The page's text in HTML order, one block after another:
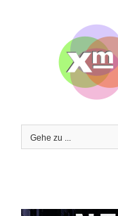
Gehe zu ...